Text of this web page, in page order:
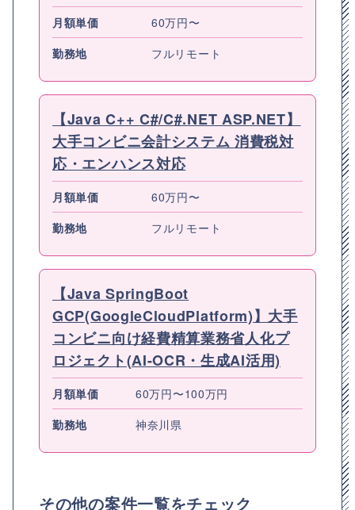
月額単価
60万円〜
勤務地
フルリモート
【Java C++ C#/C#.NET ASP.NET】
大手コンビニ会計システム 消費税対
応・エンハンス対応
月額単価
60万円〜
勤務地
フルリモート
【Java SpringBoot
GCP(GoogleCloudPlatform)】大手
コンビニ向け経費精算業務省人化プ
ロジェクト(AI-OCR・生成AI活用)
月額単価
60万円〜100万円
勤務地
神奈川県
その他の案件一覧をチェック